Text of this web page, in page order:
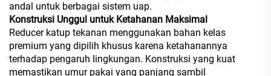
andal untuk berbagai sistem uap.
Konstruksi Unggul untuk Ketahanan Maksimal
Reducer katup tekanan menggunakan bahan kelas
premium yang dipilih khusus karena ketahanannya
terhadap pengaruh lingkungan. Konstruksi yang kuat
memastikan umur pakai yang panjang sambil